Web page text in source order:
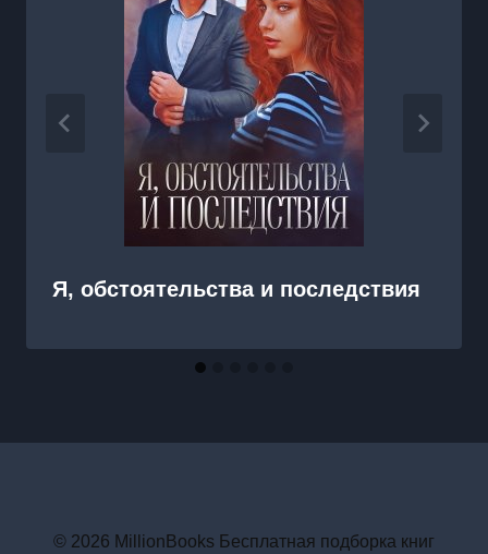
Я, обстоятельства и последствия
© 2026 MillionBooks Бесплатная подборка книг